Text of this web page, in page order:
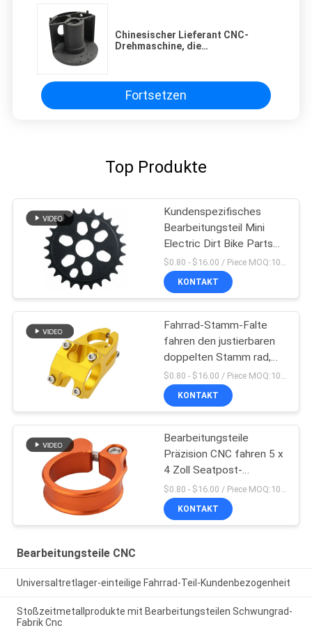
Chinesischer Lieferant CNC-
Drehmaschine, die
Fortsetzen
Top Produkte
Kundenspezifisches
Bearbeitungsteil Mini
Electric Dirt Bike Parts
Soem Cnc
$0.80 - $16.00 / Piece MOQ:10 Stücke
KONTAKT
Fahrrad-Stamm-Falte
fahren den justierbaren
doppelten Stamm rad,
der in China hergestellt
wird
$0.80 - $16.00 / Piece MOQ:10 Stücke
KONTAKT
Bearbeitungsteile
Präzision CNC fahren 5 x
4 Zoll Seatpost-
Klammern-rad
$0.80 - $16.00 / Piece MOQ:10 Stücke
KONTAKT
Bearbeitungsteile CNC
Universaltretlager-einteilige Fahrrad-Teil-Kundenbezogenheit
Stoßzeitmetallprodukte mit Bearbeitungsteilen Schwungrad-
Fabrik Cnc